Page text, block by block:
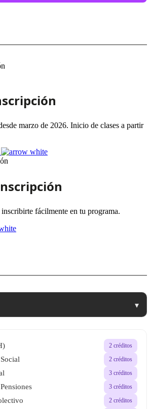
marzo de 2026. Inicio de clases a partir
fácilmente en tu programa.
▾
2 créditos
2 créditos
3 créditos
3 créditos
2 créditos